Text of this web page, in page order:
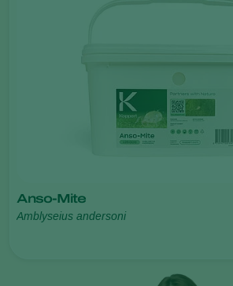
Anso-Mite
Amblyseius andersoni